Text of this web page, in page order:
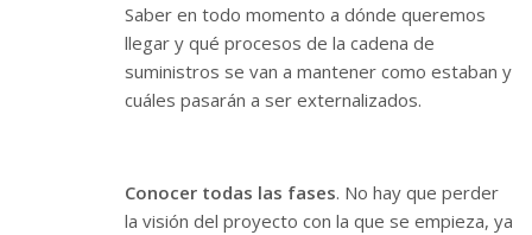
Saber en todo momento a dónde queremos
llegar y qué procesos de la cadena de
suministros se van a mantener como estaban y
cuáles pasarán a ser externalizados.
Conocer todas las fases. No hay que perder
la visión del proyecto con la que se empieza, ya